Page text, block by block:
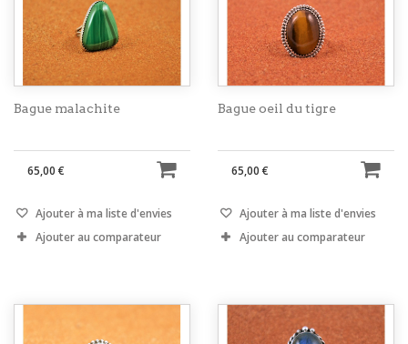
Bague malachite
65,00 €
Ajouter à ma liste d'envies
Ajouter au comparateur
Bague oeil du tigre
65,00 €
Ajouter à ma liste d'envies
Ajouter au comparateur